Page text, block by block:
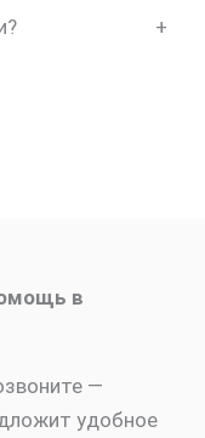
+
в
—
удобное